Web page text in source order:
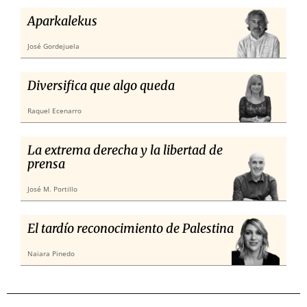
Aparkalekus
José Gordejuela
Diversifica que algo queda
Raquel Ecenarro
La extrema derecha y la libertad de
prensa
José M. Portillo
El tardío reconocimiento de Palestina
Naiara Pinedo